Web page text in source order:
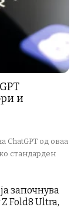
и
ChatGPT од оваа
стандарден
започнува
Fold8 Ultra,